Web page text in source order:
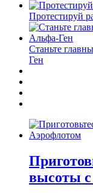
Протестируй
Станьте
Ген
высоты